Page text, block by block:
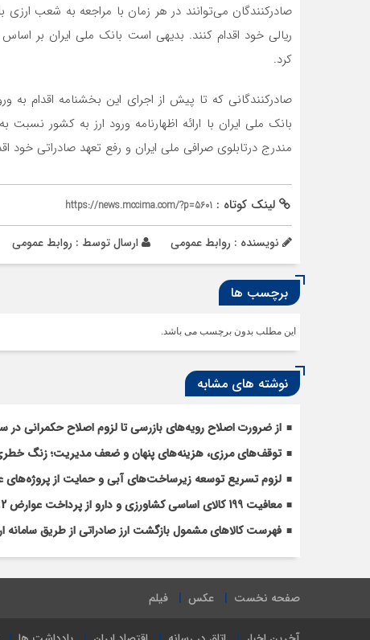
صادرکنندگان می‌توانند در هر زمان با مراجعه به شعب
ریالی خود اقدام کنند. بدیهی است بانک ملی ایران بر
کرد.
صادرکنندگانی که تا پیش از اجرای این بخشنامه اقدام
بانک ملی ایران با ارائه اظهارنامه ورود ارز به کشور
مندرج درتابلوی صرافی ملی ایران و رفع تعهد صادراتی خود
لینک کوتاه : https://news.mccima.com/?p=5601
نویسنده : روابط عمومی ارسال توسط : روابط عمومی
برچسب ها
این مطلب بدون برچسب می باشد.
نوشته های مشابه
از ضرورت اصلاح رویه‌های بازرسی تا لزوم اصلاح حکمرانی در
توقف‌های مرزی، هزینه‌های پنهان و ضعف مدیریت؛ زنگ خطری
لزوم تسریع توسعه زیرساخت‌های آبی و حمایت از پروژه‌های
معافیت 199 کالای اساسی کشاورزی و دارو از پرداخت عوارض 1.2 درصدی واردات
فهرست کالاهای مشمول بازگشت ارز صادراتی از طریق سامانه
صفحه نخست عکس فیلم